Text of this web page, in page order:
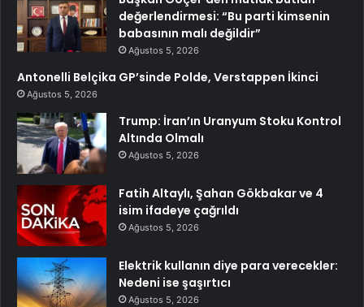
değerlendirmesi: “Bu parti kimsenin
babasının malı değildir”
Ağustos 5, 2026
Antonelli Belçika GP’sinde Polde, Verstappen İkinci
Ağustos 5, 2026
Trump: İran’ın Uranyum Stoku Kontrol
Altında Olmalı
Ağustos 5, 2026
Fatih Altaylı, Şahan Gökbakar ve 4
isim ifadeye çağrıldı
Ağustos 5, 2026
Elektrik kullanın diye para verecekler:
Nedeni ise şaşırtıcı
Ağustos 5, 2026